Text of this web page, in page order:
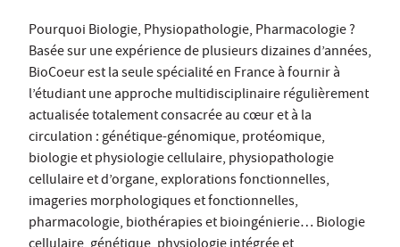
Pourquoi Biologie, Physiopathologie, Pharmacologie ?
Basée sur une expérience de plusieurs dizaines d’années,
BioCoeur est la seule spécialité en France à fournir à
l’étudiant une approche multidisciplinaire régulièrement
actualisée totalement consacrée au cœur et à la
circulation : génétique-génomique, protéomique,
biologie et physiologie cellulaire, physiopathologie
cellulaire et d’organe, explorations fonctionnelles,
imageries morphologiques et fonctionnelles,
pharmacologie, biothérapies et bioingénierie… Biologie